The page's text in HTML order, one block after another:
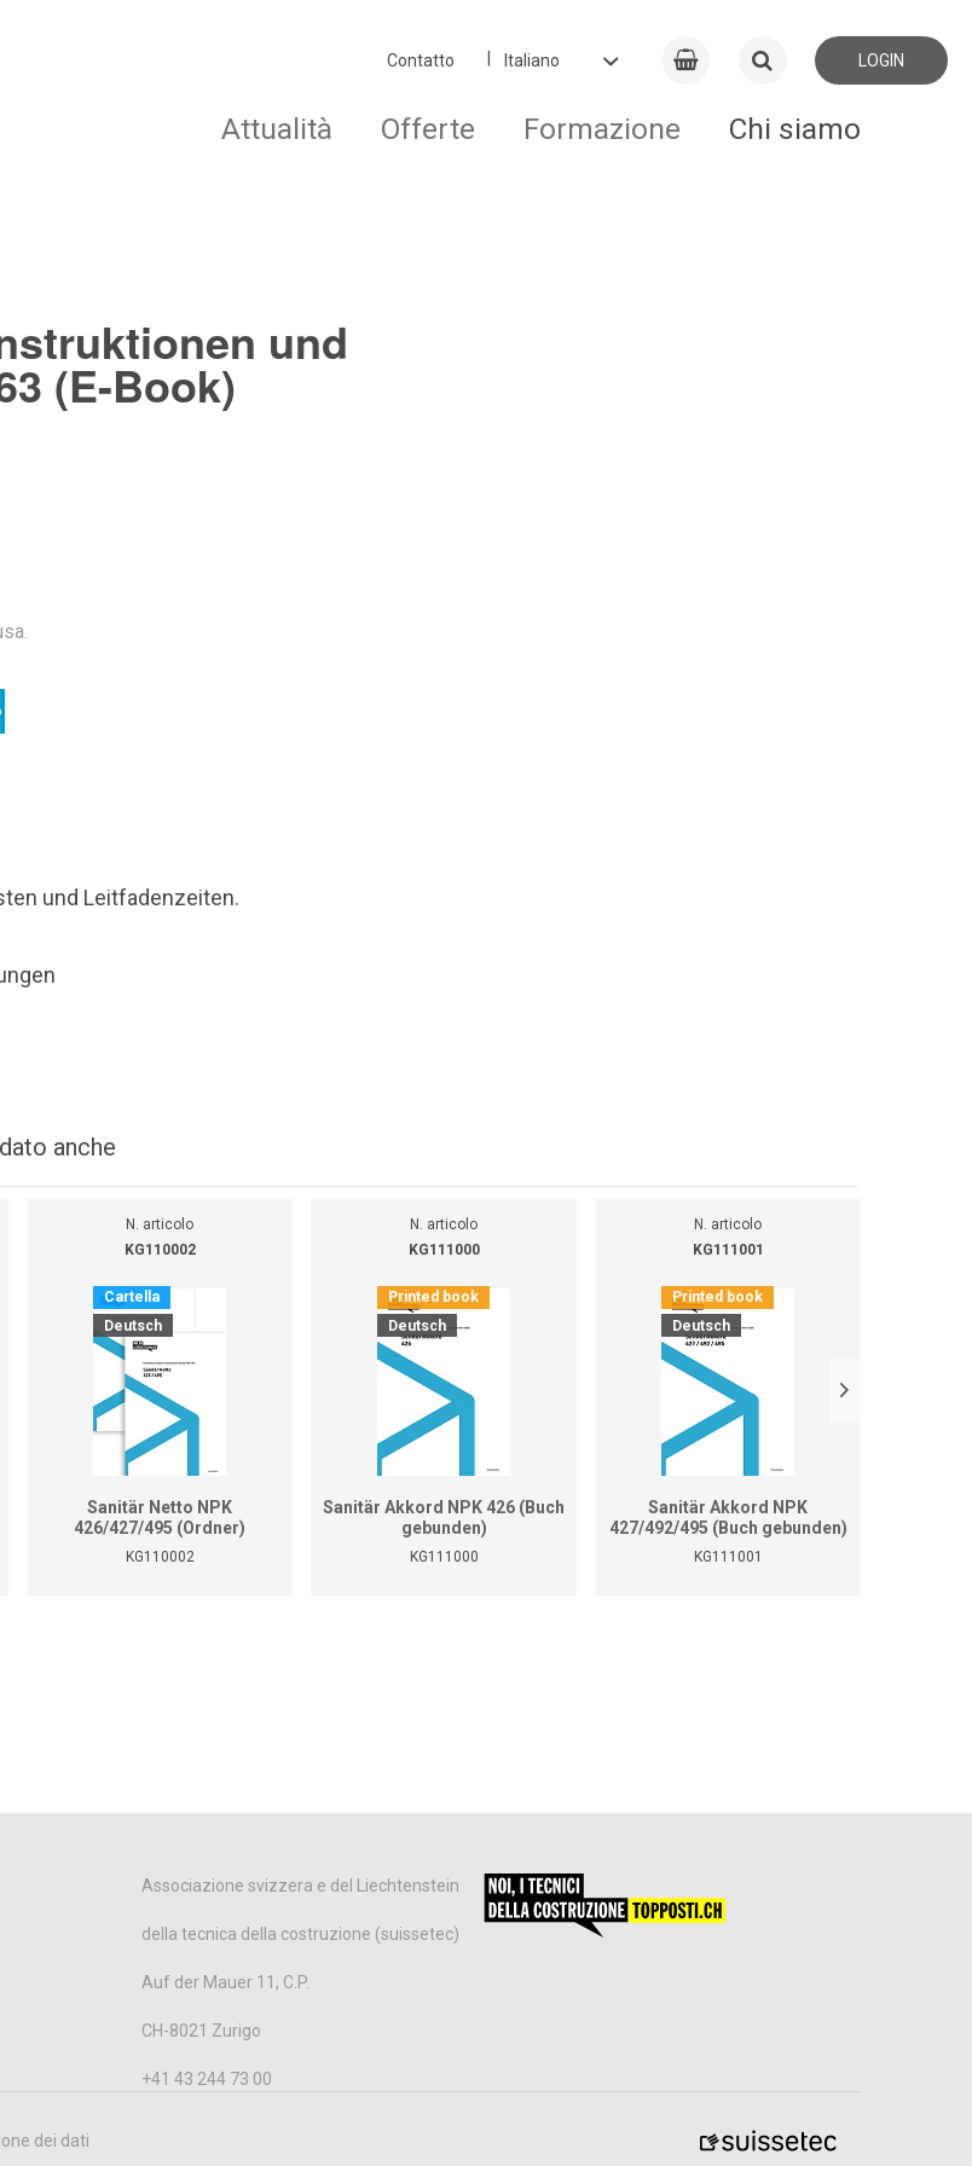
Contatto LOGIN
Attualità Offerte Formazione Chi siamo
und
(E-Book)
und Leitfadenzeiten.
anche
N. articolo
KG110002
Cartella
Deutsch
Sanitär Netto NPK
426/427/495 (Ordner)
KG110002
N. articolo
KG111000
Printed book
Deutsch
Sanitär Akkord NPK 426 (Buch
gebunden)
KG111000
N. articolo
KG111001
Printed book
Deutsch
Sanitär Akkord NPK
427/492/495 (Buch gebunden)
KG111001
Associazione svizzera e del Liechtenstein
della tecnica della costruzione (suissetec)
Auf der Mauer 11, C.P.
CH-8021 Zurigo
+41 43 244 73 00
dei dati